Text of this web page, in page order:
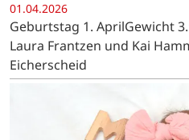
01.04.2026
Geburtstag 1. AprilGewicht
Laura Frantzen und Kai
Eicherscheid